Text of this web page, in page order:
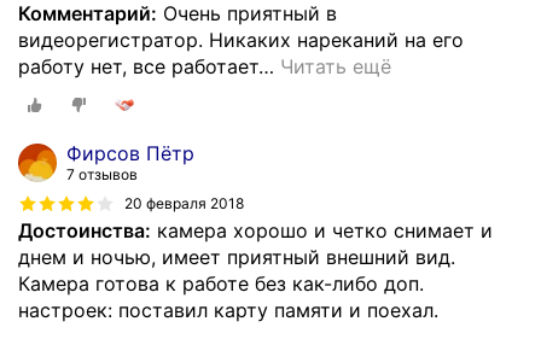
Комментарий: Очень приятный в
видеорегистратор. Никаких нареканий на его
работу нет, все работает… Читать ещё
Фирсов Пётр
7 отзывов
20 февраля 2018
Достоинства: камера хорошо и четко снимает и
днем и ночью, имеет приятный внешний вид.
Камера готова к работе без как-либо доп.
настроек: поставил карту памяти и поехал.